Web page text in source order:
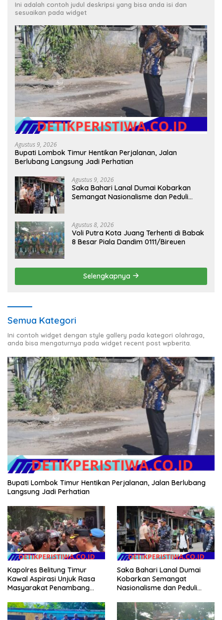
Ini adalah contoh judul deskripsi yang bisa anda isi dan
sesuaikan pada widget
Agustus 9, 2026
Bupati Lombok Timur Hentikan Perjalanan, Jalan
Berlubang Langsung Jadi Perhatian
Agustus 9, 2026
Saka Bahari Lanal Dumai Kobarkan
Semangat Nasionalisme dan Peduli
Agustus 8, 2026
Voli Putra Kota Juang Terhenti di Babak
8 Besar Piala Dandim 0111/Bireuen
Selengkapnya
Semua Kategori
Ini contoh widget dengan style gallery pada kategori olahraga,
anda bisa mengaturnya pada widget recent post wpberita.
Bupati Lombok Timur Hentikan Perjalanan, Jalan Berlubang
Langsung Jadi Perhatian
Kapolres Belitung Timur
Kawal Aspirasi Unjuk Rasa
Masyarakat Penambang
Kantor Operasional PT.Timah
Kecamatan Gantung.
Saka Bahari Lanal Dumai
Kobarkan Semangat
Nasionalisme dan Peduli